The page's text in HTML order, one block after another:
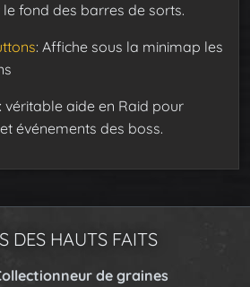
fond des barres de sorts.
: Affiche sous la minimap les
: véritable aide en Raid pour
événements des boss.
DES HAUTS FAITS
de graines